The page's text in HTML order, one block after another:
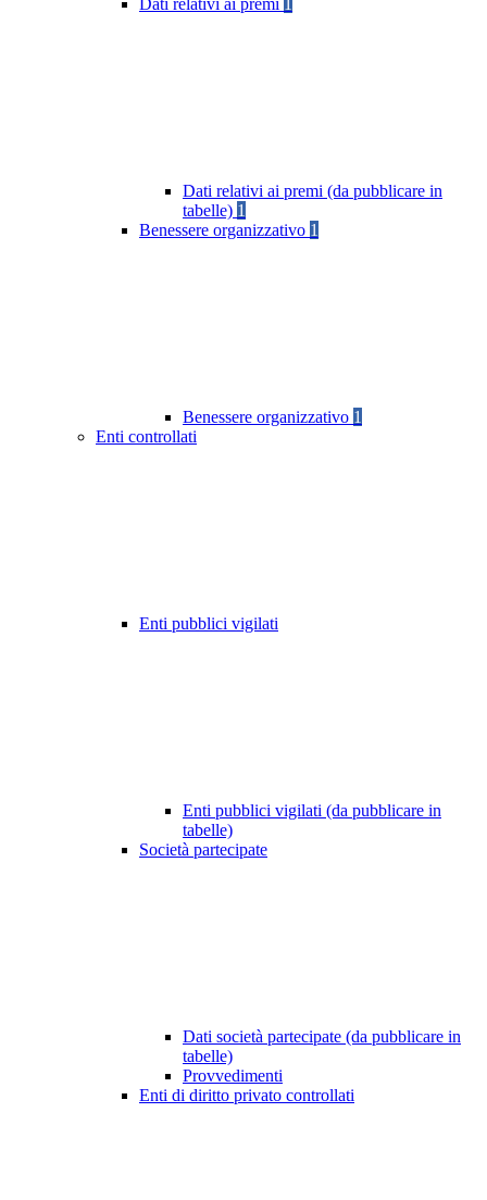
Dati relativi ai premi
Dati relativi ai premi (da pubblicare in
tabelle) 1
Benessere organizzativo 1
Benessere organizzativo 1
Enti controllati
Enti pubblici vigilati
Enti pubblici vigilati (da pubblicare in
tabelle)
Società partecipate
Dati società partecipate (da pubblicare in
tabelle)
Provvedimenti
Enti di diritto privato controllati